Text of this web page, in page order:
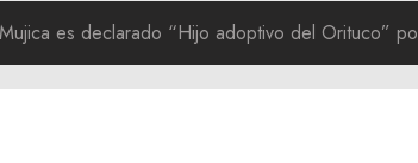
es declarado “Hijo adoptivo del Orituco”